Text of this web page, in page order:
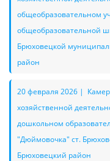
общеобразовательном
общеобразовательной
Брюховецкой
район
20 февраля 2026 |
хозяйственной
дошкольном
"Дюймовочка" ст.
Брюховецкий район